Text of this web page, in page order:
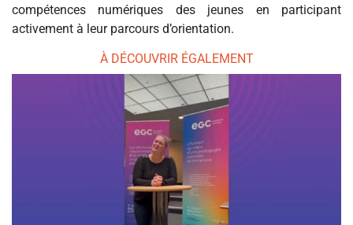
compétences numériques des jeunes en participant
activement à leur parcours d’orientation.
À DÉCOUVRIR ÉGALEMENT